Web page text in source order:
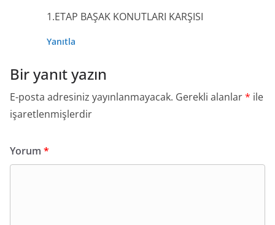
1.ETAP BAŞAK KONUTLARI KARŞISI
Yanıtla
Bir yanıt yazın
E-posta adresiniz yayınlanmayacak. Gerekli alanlar* ile
işaretlenmişlerdir
Yorum *